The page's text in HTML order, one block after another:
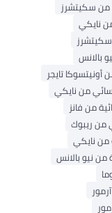
سكيتشرز
تايجر
من نايكي
من فانز
ريبوك
نايكي
نيو بالانس